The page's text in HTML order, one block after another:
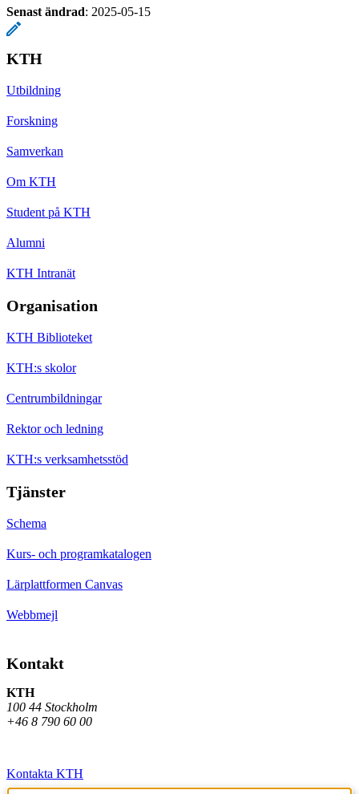
Senast ändrad: 2025-05-15
KTH
Utbildning
Forskning
Samverkan
Om KTH
Student på KTH
Alumni
KTH Intranät
Organisation
KTH Biblioteket
KTH:s skolor
Centrumbildningar
Rektor och ledning
KTH:s verksamhetsstöd
Tjänster
Schema
Kurs- och programkatalogen
Lärplattformen Canvas
Webbmejl
Kontakt
KTH
100 44 Stockholm
+46 8 790 60 00
Kontakta KTH